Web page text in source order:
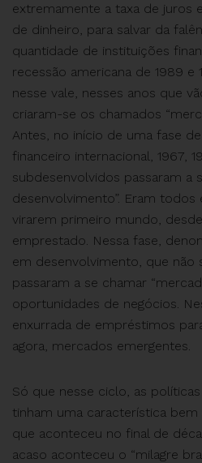
extremamente a taxa de juros
de dinheiro, para salvar da
quantidade de instituições
recessão americana de 1989 e
nesse vale, nesses anos que
criaram-se os chamados
Antes, no início de uma fase
financeiro internacional, 1967,
subdesenvolvidos passaram a
desenvolvimento”. Eram
virarem primeiro mundo,
emprestado. Nessa fase,
em desenvolvimento, que não
passaram a se chamar
oportunidades de negócios.
enxurrada de empréstimos
agora, mercados emergentes.
Só que nesse ciclo, as
tinham uma característica
que aconteceu no final de
acaso aconteceu o “milagre